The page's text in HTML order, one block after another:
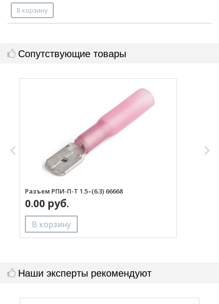
В корзину
Сопутствующие товары
Разъем РПИ-П-Т 1.5–(6.3) 66668
0.00 руб.
Наши эксперты рекомендуют